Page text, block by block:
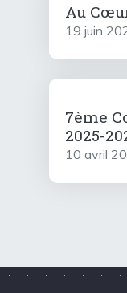
Au
19 juin
7ème
2025-
10 avril